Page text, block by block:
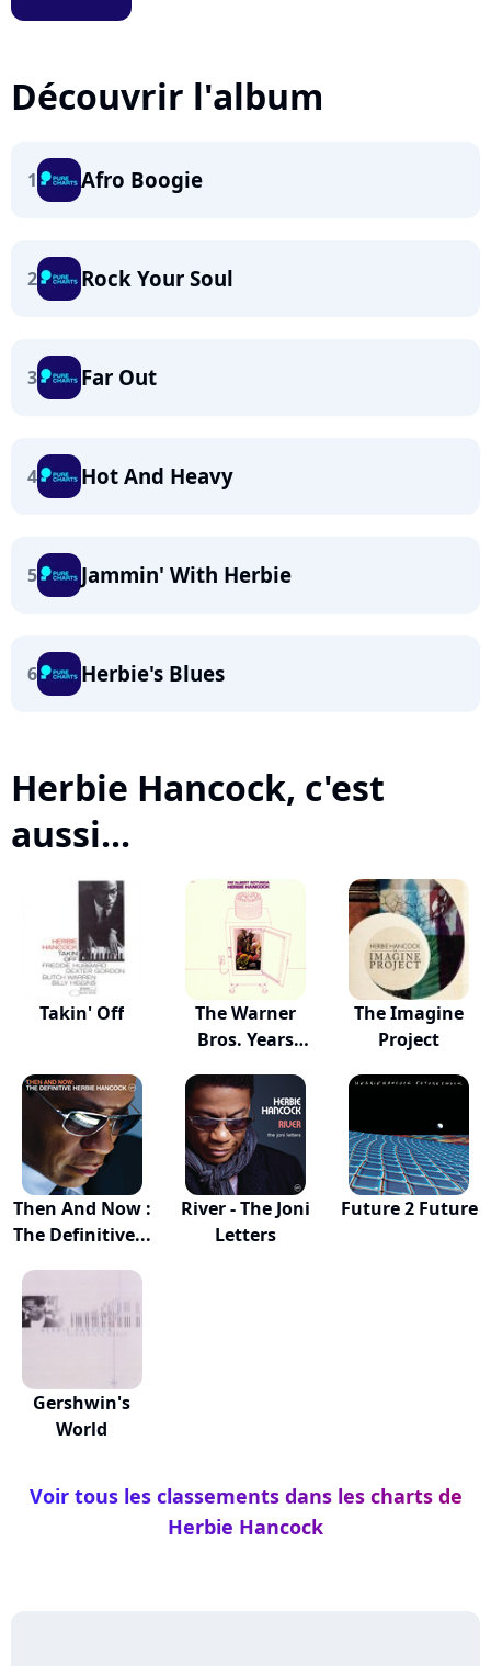
Découvrir l'album
1 Afro Boogie
2 Rock Your Soul
3 Far Out
4 Hot And Heavy
5 Jammin' With Herbie
6 Herbie's Blues
Herbie Hancock, c'est
aussi...
Takin' Off
The Warner
Bros. Years
The Imagine
Project
Then And Now :
The Definitive...
River - The Joni
Letters
Future 2 Future
Gershwin's
World
Voir tous les classements dans les charts de
Herbie Hancock